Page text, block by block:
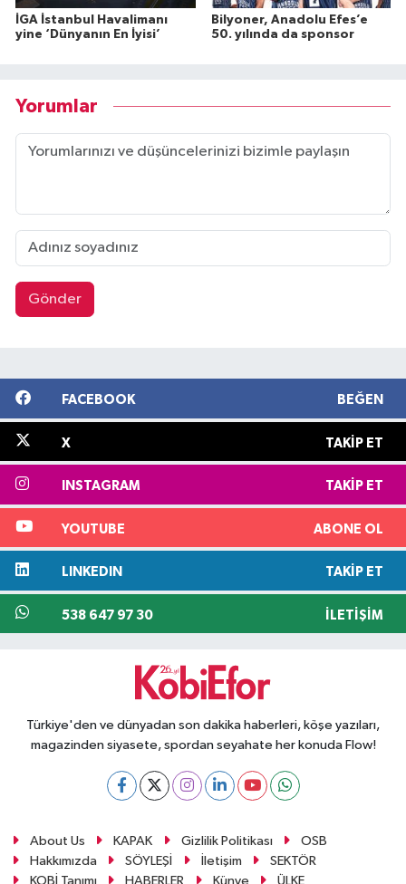
İGA İstanbul Havalimanı
yine ‘Dünyanın En İyisi’
Bilyoner, Anadolu Efes’e
50. yılında da sponsor
Yorumlar
Gönder
FACEBOOK BEĞEN
X TAKIP ET
INSTAGRAM TAKIP ET
YOUTUBE ABONE OL
LINKEDIN TAKIP ET
538 647 97 30 İLETIŞIM
Türkiye'den ve dünyadan son dakika haberleri, köşe yazıları,
magazinden siyasete, spordan seyahate her konuda Flow!
About Us KAPAK Gizlilik Politikası
OSB
Hakkımızda
SÖYLEŞİ İletişim
SEKTÖR
KOBİ Tanımı
HABERLER Künye ÜLKE